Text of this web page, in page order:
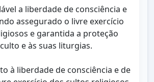
a liberdade de consciência e
assegurado o livre exercício
e garantida a proteção
e às suas liturgias.
à liberdade de consciência e de